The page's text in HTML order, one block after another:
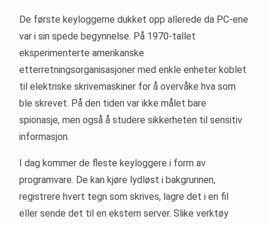
De første keyloggerne dukket opp allerede da PC-ene
var i sin spede begynnelse. På 1970-tallet
eksperimenterte amerikanske
etterretningsorganisasjoner med enkle enheter koblet
til elektriske skrivemaskiner for å overvåke hva som
ble skrevet. På den tiden var ikke målet bare
spionasje, men også å studere sikkerheten til sensitiv
informasjon.
I dag kommer de fleste keyloggere i form av
programvare. De kan kjøre lydløst i bakgrunnen,
registrere hvert tegn som skrives, lagre det i en fil
eller sende det til en ekstern server. Slike verktøy